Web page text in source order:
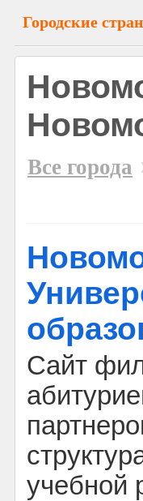
Городские
Все города
Сайт
учебной